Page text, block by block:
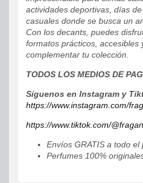
actividades deportivas, días
casuales donde se busca un
Con los decants, puedes
formatos prácticos, accesibles
complementar tu colección.
TODOS LOS MEDIOS DE
Síguenos en Instagram y
https://www.instagram.com/
https://www.tiktok.com/
Envíos GRATIS a todo el
Perfumes 100%